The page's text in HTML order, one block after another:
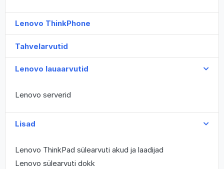
Lenovo ThinkPhone
Tahvelarvutid
Lenovo lauaarvutid
Lenovo serverid
Lisad
Lenovo ThinkPad sülearvuti akud ja laadijad
Lenovo sülearvuti dokk